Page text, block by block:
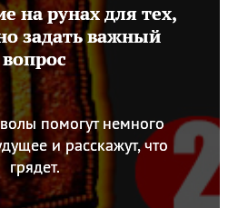
на рунах для тех,
задать важный
вопрос
помогут немного
и расскажут, что
грядет.